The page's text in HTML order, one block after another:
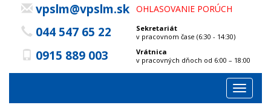
vpslm@vpslm.sk OHLASOVANIE PORÚCH
044 547 65 22
Sekretariát
v pracovnom čase (6:30 - 14:30)
0915 889 003
Vrátnica
v pracovných dňoch od 6:00 – 18:00
Toggle